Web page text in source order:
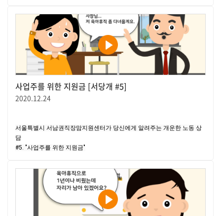
사업주를 위한 지원금 [서당개 #5]
2020.12.24
서울특별시 서남권직장맘지원센터가 당신에게 알려주는 개운한 노동 상
담
#5. "사업주를 위한 지원금"